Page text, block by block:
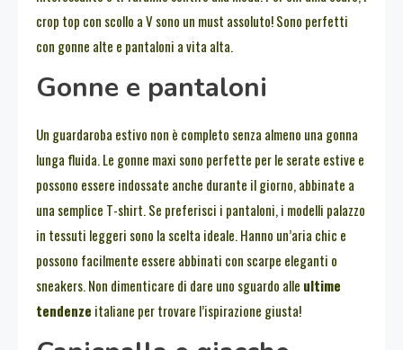
crop top con scollo a V sono un must assoluto! Sono perfetti
con gonne alte e pantaloni a vita alta.
Gonne e pantaloni
Un guardaroba estivo non è completo senza almeno una gonna
lunga fluida. Le gonne maxi sono perfette per le serate estive e
possono essere indossate anche durante il giorno, abbinate a
una semplice T-shirt. Se preferisci i pantaloni, i modelli palazzo
in tessuti leggeri sono la scelta ideale. Hanno un’aria chic e
possono facilmente essere abbinati con scarpe eleganti o
sneakers. Non dimenticare di dare uno sguardo alle ultime
tendenze italiane per trovare l’ispirazione giusta!